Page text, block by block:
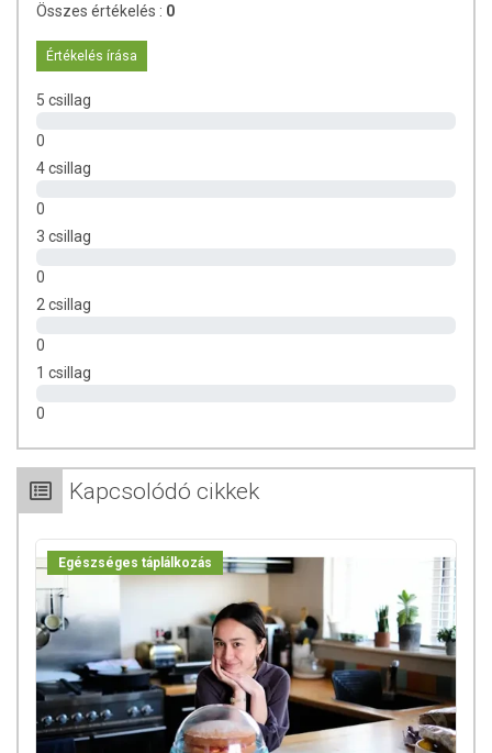
Összes értékelés : 0
Értékelés írása
5 csillag
0
4 csillag
0
3 csillag
0
2 csillag
0
1 csillag
0
Kapcsolódó cikkek
Egészséges táplálkozás